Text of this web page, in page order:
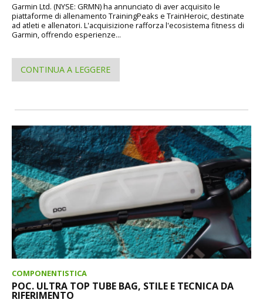
Garmin Ltd. (NYSE: GRMN) ha annunciato di aver acquisito le
piattaforme di allenamento TrainingPeaks e TrainHeroic, destinate
ad atleti e allenatori. L'acquisizione rafforza l'ecosistema fitness di
Garmin, offrendo esperienze...
CONTINUA A LEGGERE
COMPONENTISTICA
POC. ULTRA TOP TUBE BAG, STILE E TECNICA DA
RIFERIMENTO